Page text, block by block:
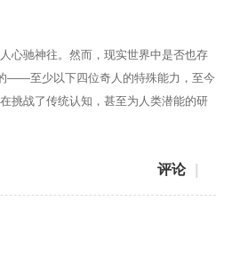
心驰神往。然而，现实世界中是否也存
——至少以下四位奇人的特殊能力，至今
挑战了传统认知，甚至为人类潜能的研
评论